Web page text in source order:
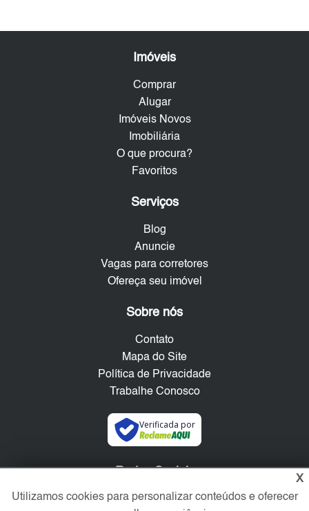
Imóveis
Comprar
Alugar
Imóveis Novos
Imobiliária
O que procura?
Favoritos
Serviços
Blog
Anuncie
Vagas para corretores
Ofereça seu imóvel
Sobre nós
Contato
Mapa do Site
Política de Privacidade
Trabalhe Conosco
Verificada por
Redes Sociais
X
Utilizamos cookies para personalizar conteúdos e oferecer